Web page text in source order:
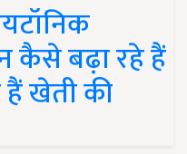
कैसे बढ़ा रहे हैं
खेती की